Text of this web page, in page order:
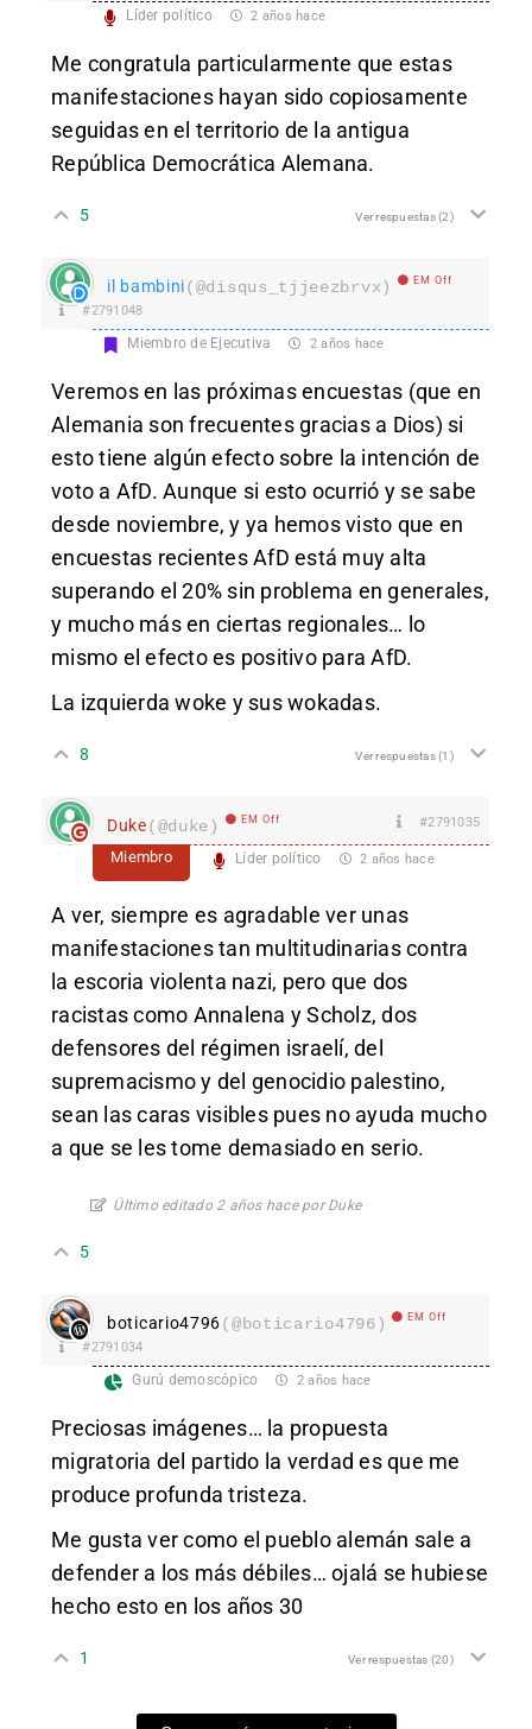
Líder político 2 años hace
Me congratula particularmente que estas
manifestaciones hayan sido copiosamente
seguidas en el territorio de la antigua
República Democrática Alemana.
5 Ver respuestas(2)
il bambini(@disqus_tjjeezbrvx) EM Off
#2791048
Miembro de Ejecutiva 2 años hace
Veremos en las próximas encuestas (que en
Alemania son frecuentes gracias a Dios) si
esto tiene algún efecto sobre la intención de
voto a AfD. Aunque si esto ocurrió y se sabe
desde noviembre, y ya hemos visto que en
encuestas recientes AfD está muy alta
superando el 20% sin problema en generales,
y mucho más en ciertas regionales… lo
mismo el efecto es positivo para AfD.
La izquierda woke y sus wokadas.
8 Ver respuestas(1)
Duke(@duke) EM Off #2791035
Miembro Líder político 2 años hace
A ver, siempre es agradable ver unas
manifestaciones tan multitudinarias contra
la escoria violenta nazi, pero que dos
racistas como Annalena y Scholz, dos
defensores del régimen israelí, del
supremacismo y del genocidio palestino,
sean las caras visibles pues no ayuda mucho
a que se les tome demasiado en serio.
Último editado 2 años hace por Duke
5
boticario4796(@boticario4796) EM Off
#2791034
Gurú demoscópico 2 años hace
Preciosas imágenes… la propuesta
migratoria del partido la verdad es que me
produce profunda tristeza.
Me gusta ver como el pueblo alemán sale a
defender a los más débiles… ojalá se hubiese
hecho esto en los años 30
1 Ver respuestas (20)